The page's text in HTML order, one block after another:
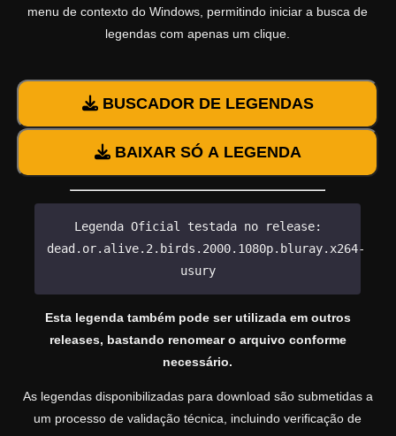
menu de contexto do Windows, permitindo iniciar a busca de
legendas com apenas um clique.
BUSCADOR DE LEGENDAS
BAIXAR SÓ A LEGENDA
Legenda Oficial testada no release:
dead.or.alive.2.birds.2000.1080p.bluray.x264-
usury
Esta legenda também pode ser utilizada em outros
releases, bastando renomear o arquivo conforme
necessário.
As legendas disponibilizadas para download são submetidas a
um processo de validação técnica, incluindo verificação de